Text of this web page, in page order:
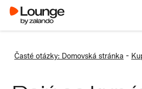
Časté otázky: Domovská stránka -